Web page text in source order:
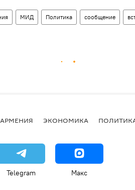
МИД Политика сообщение
АРМЕНИЯ ЭКОНОМИКА
Telegram Макс